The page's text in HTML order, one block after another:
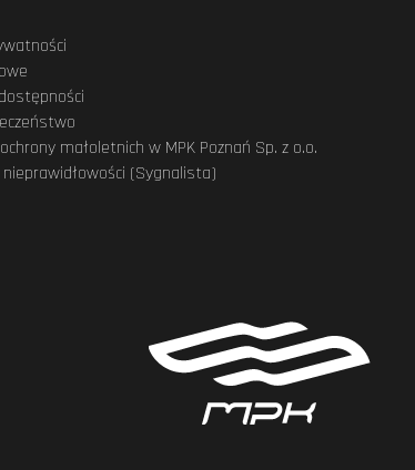
małoletnich w MPK Poznań Sp. z o.o.
nieprawidłowości (Sygnalista)